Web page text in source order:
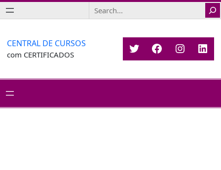
Saltar
para
conteúdo
Search
CENTRAL DE CURSOS
com CERTIFICADOS TwitterFacebook